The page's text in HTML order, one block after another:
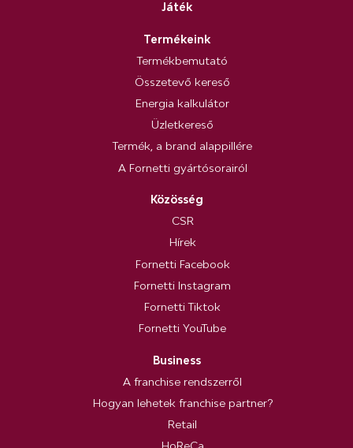
Játék
Termékeink
Termékbemutató
Összetevő kereső
Energia kalkulátor
Üzletkereső
Termék, a brand alappillére
A Fornetti gyártósorairól
Közösség
CSR
Hírek
Fornetti Facebook
Fornetti Instagram
Fornetti Tiktok
Fornetti YouTube
Business
A franchise rendszerről
Hogyan lehetek franchise partner?
Retail